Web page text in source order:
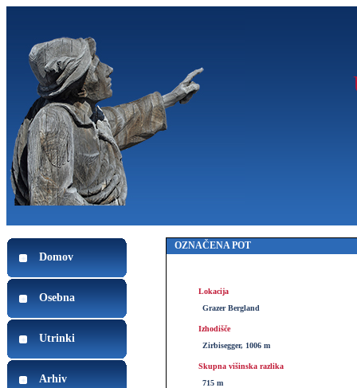
Domov
Osebna
Utrinki
Arhiv
OZNAČENA POT
Lokacija
Grazer Bergland
Izhodišče
Zirbisegger, 1006 m
Skupna višinska razlika
715 m